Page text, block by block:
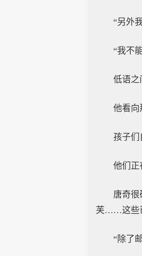
“另外
“我不
低语之
他看向
孩子们
他们正
唐奇很
芙……这些
“除了